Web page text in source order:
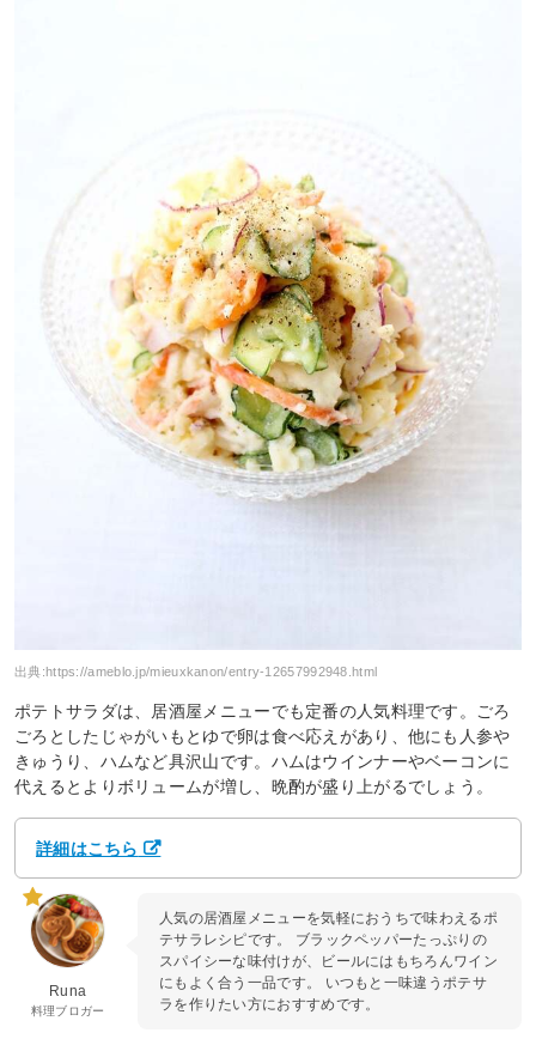
出典:https://ameblo.jp/mieuxkanon/entry-12657992948.html
ポテトサラダは、居酒屋メニューでも定番の人気料理です。ごろ
ごろとしたじゃがいもとゆで卵は食べ応えがあり、他にも人参や
きゅうり、ハムなど具沢山です。ハムはウインナーやベーコンに
代えるとよりボリュームが増し、晩酌が盛り上がるでしょう。
詳細はこちら
Runa
料理ブロガー
人気の居酒屋メニューを気軽におうちで味わえるポ
テサラレシピです。 ブラックペッパーたっぷりの
スパイシーな味付けが、ビールにはもちろんワイン
にもよく合う一品です。 いつもと一味違うポテサ
ラを作りたい方におすすめです。